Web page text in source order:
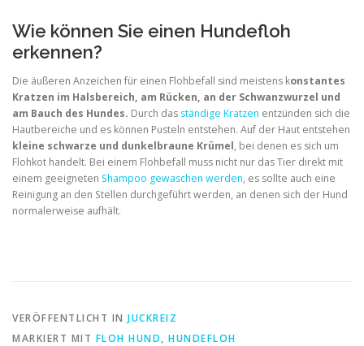
Wie können Sie einen Hundefloh
erkennen?
Die äußeren Anzeichen für einen Flohbefall sind meistens konstantes
Kratzen im Halsbereich, am Rücken, an der Schwanzwurzel und
am Bauch des Hundes. Durch das ständige Kratzen entzünden sich die
Hautbereiche und es können Pusteln entstehen. Auf der Haut entstehen
kleine schwarze und dunkelbraune Krümel, bei denen es sich um
Flohkot handelt. Bei einem Flohbefall muss nicht nur das Tier direkt mit
einem geeigneten Shampoo gewaschen werden, es sollte auch eine
Reinigung an den Stellen durchgeführt werden, an denen sich der Hund
normalerweise aufhält.
VERÖFFENTLICHT IN JUCKREIZ
MARKIERT MIT FLOH HUND, HUNDEFLOH